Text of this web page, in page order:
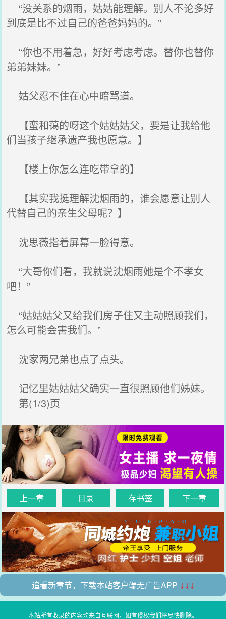
“没关系的烟雨，姑姑能理解。别人不论多好
到底是比不过自己的爸爸妈妈的。”
“你也不用着急，好好考虑考虑。替你也替你
弟弟妹妹。”
姑父忍不住在心中暗骂道。
【蛮和蔼的呀这个姑姑姑父，要是让我给他
们当孩子继承遗产我也愿意。】
【楼上你怎么连吃带拿的】
【其实我挺理解沈烟雨的，谁会愿意让别人
代替自己的亲生父母呢？】
沈思薇指着屏幕一脸得意。
“大哥你们看，我就说沈烟雨她是个不孝女
吧！”
“姑姑姑父又给我们房子住又主动照顾我们，
怎么可能会害我们。”
沈家两兄弟也点了点头。
记忆里姑姑姑父确实一直很照顾他们姊妹。
第(1/3)页
上一章 目录 存书签 下一章
追看新章节，下载本站客户端无广告APP ↓↓↓
本站所有收录的内容均来自互联网，如有侵权我们将尽快删除。